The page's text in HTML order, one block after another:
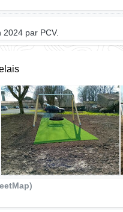
2024 par PCV.